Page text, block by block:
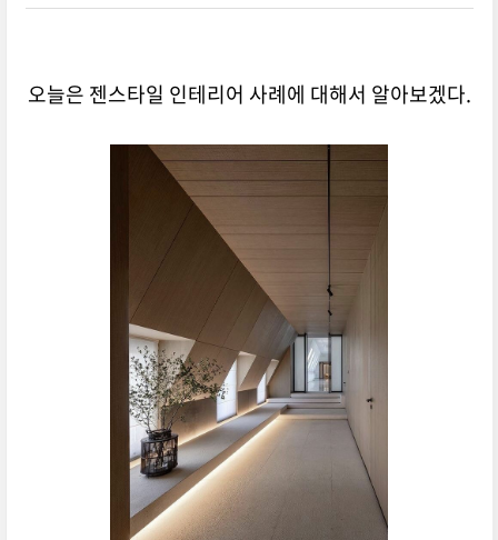
오늘은 젠스타일 인테리어 사례에 대해서 알아보겠다.